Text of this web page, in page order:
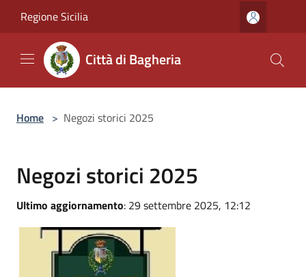
Regione Sicilia
Città di Bagheria
Home > Negozi storici 2025
Negozi storici 2025
Ultimo aggiornamento: 29 settembre 2025, 12:12